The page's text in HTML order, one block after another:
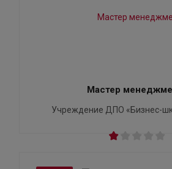
Мастер
Учреждение ДПО «Бизнес-